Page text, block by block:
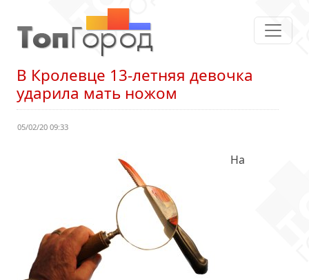
В Кролевце 13-летняя девочка
ударила мать ножом
05/02/20 09:33
На